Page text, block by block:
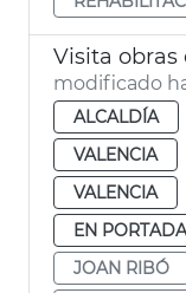
Visita obras
modificado
ALCALDÍA
VALENCIA
VALENCIA
EN
JOAN RIBÓ